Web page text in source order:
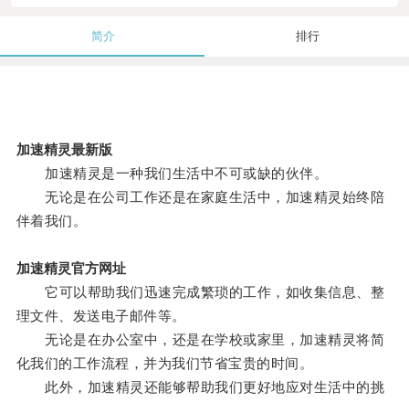
简介 排行
加速精灵最新版
加速精灵是一种我们生活中不可或缺的伙伴。
无论是在公司工作还是在家庭生活中，加速精灵始终陪
伴着我们。
加速精灵官方网址
它可以帮助我们迅速完成繁琐的工作，如收集信息、整
理文件、发送电子邮件等。
无论是在办公室中，还是在学校或家里，加速精灵将简
化我们的工作流程，并为我们节省宝贵的时间。
此外，加速精灵还能够帮助我们更好地应对生活中的挑